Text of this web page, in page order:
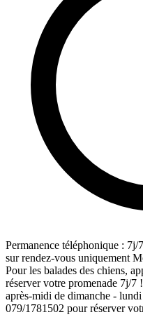
Permanence téléphonique :
sur rendez-vous uniquement
Pour les balades des chiens,
réserver votre promenade 7j/7
après-midi de dimanche -
079/1781502 pour réserver